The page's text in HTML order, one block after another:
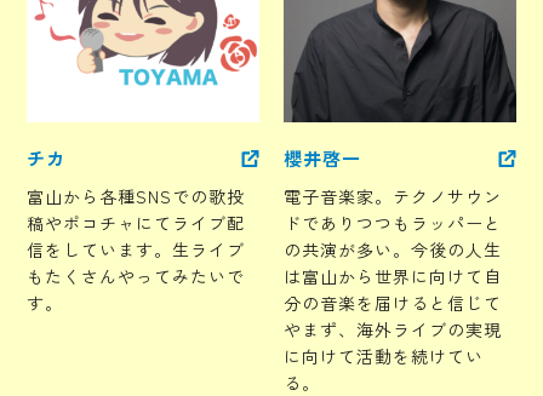
チカ
富山から各種SNSでの歌投
稿やポコチャにてライブ配
信をしています。生ライブ
もたくさんやってみたいで
す。
櫻井啓一
電子音楽家。テクノサウン
ドでありつつもラッパーと
の共演が多い。今後の人生
は富山から世界に向けて自
分の音楽を届けると信じて
やまず、海外ライブの実現
に向けて活動を続けてい
る。